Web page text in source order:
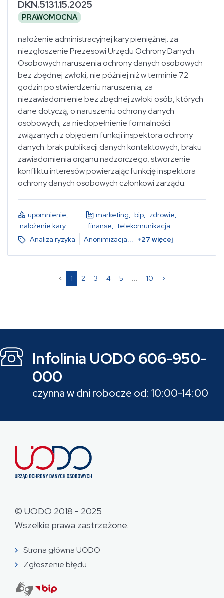
DKN.5131.15.2025
PRAWOMOCNA
nałożenie administracyjnej kary pieniężnej: za
niezgłoszenie Prezesowi Urzędu Ochrony Danych
Osobowych naruszenia ochrony danych osobowych
bez zbędnej zwłoki, nie później niż w terminie 72
godzin po stwierdzeniu naruszenia; za
niezawiadomienie bez zbędnej zwłoki osób, których
dane dotyczą, o naruszeniu ochrony danych
osobowych; za niedopełnienie formalności
związanych z objęciem funkcji inspektora ochrony
danych: brak publikacji danych kontaktowych, braku
zawiadomienia organu nadzorczego; stworzenie
konfliktu interesów powierzając funkcję inspektora
ochrony danych osobowych członkowi zarządu.
upomnienie,
nałożenie kary
marketing, bip, zdrowie,
finanse, telekomunikacja
Analiza ryzyka
Anonimizacja... +27 więcej
< 1(current)
2 3 4 5 ... 10 >
Infolinia UODO 606-950-
000
czynna w dni robocze od: 10:00-14:00
© UODO 2018 - 2025
Wszelkie prawa zastrzeżone.
Strona główna UODO
Zgłoszenie błędu